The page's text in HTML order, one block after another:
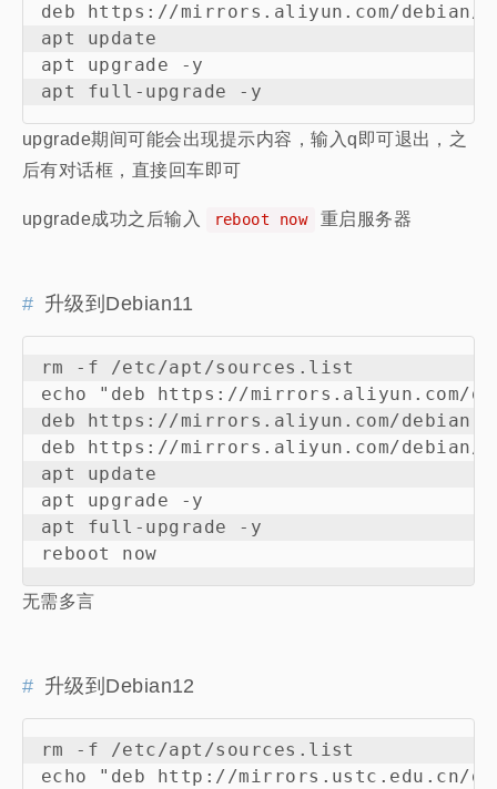
deb https://mirrors.aliyun.com/
apt update
apt upgrade -y
upgrade期间可能会出现提示内容，输入q即可退出，之
后有对话框，直接回车即可
upgrade成功之后输入 reboot now 重启服务器
升级到Debian11
rm -f /etc/apt/sources.list
echo "deb https://mirrors.aliyun.com/
deb https://mirrors.aliyun.com/
deb https://mirrors.aliyun.com/
apt update
apt upgrade -y
apt full-upgrade -y
无需多言
升级到Debian12
rm -f /etc/apt/sources.list
echo "deb http://mirrors.ustc.edu.cn/